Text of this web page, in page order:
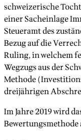
schweizerische
einer Sacheinlage
Steueramt des
Bezug auf die
Ruling, in welchem
Wegzugs aus der
Methode
dreijährigen
Im Jahre 2019 wird
Bewertungsmethode